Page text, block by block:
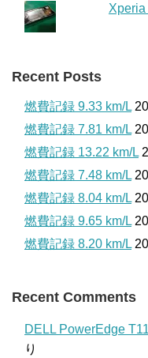
Recent Posts
燃費記録 9.33 km/L
燃費記録 7.81 km/L
燃費記録 13.22 km/L
燃費記録 7.48 km/L
燃費記録 8.04 km/L
燃費記録 9.65 km/L
燃費記録 8.20 km/L
Recent Comments
DELL PowerEdge
り